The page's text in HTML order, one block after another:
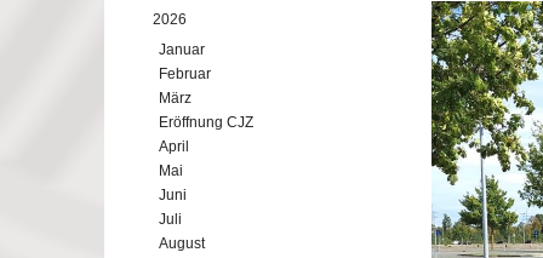
2026
Januar
Februar
März
Eröffnung CJZ
April
Mai
Juni
Juli
August